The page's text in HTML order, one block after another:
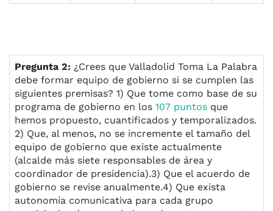
Pregunta 2: ¿Crees que Valladolid Toma La Palabra
debe formar equipo de gobierno si se cumplen las
siguientes premisas? 1) Que tome como base de su
programa de gobierno en los 107 puntos que
hemos propuesto, cuantificados y temporalizados.
2) Que, al menos, no se incremente el tamaño del
equipo de gobierno que existe actualmente
(alcalde más siete responsables de área y
coordinador de presidencia).3) Que el acuerdo de
gobierno se revise anualmente.4) Que exista
autonomía comunicativa para cada grupo